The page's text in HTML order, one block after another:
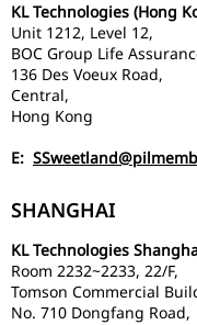
KL Technologies (Hong
Unit 1212, Level 12,
BOC Group Life
136 Des Voeux Road,
Central,
Hong Kong
E:
SHANGHAI
KL Technologies
Room 2232~2233, 22/F,
Tomson Commercial
No. 710 Dongfang Road,